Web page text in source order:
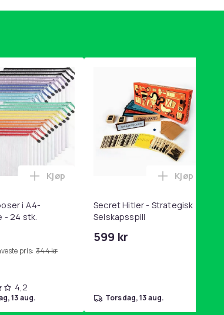
mage- og kjernetrening, yoga og
l, rosa i handlekurven
i A4-
- 24 stk.
pris: 344 kr
Legg Nettingposer i A4-størrelse - 24
Kjøp
4,2
13 aug.
Secret Hitler - Strategisk
Selskapsspill
599 kr
Legg
Kjøp
torsdag, 13 aug.